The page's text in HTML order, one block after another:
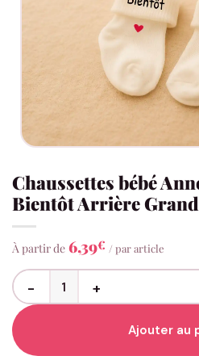
Chaussettes bébé
Bientôt Arrière
À partir de 6,39€ / par article
quantité de Chaussettes bébé
Ajouter au